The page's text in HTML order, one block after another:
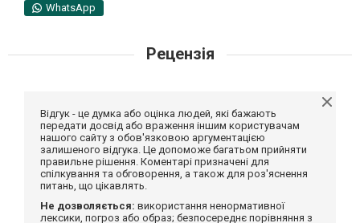
WhatsApp
Рецензія
Відгук - це думка або оцінка людей, які бажають
передати досвід або враження іншим користувачам
нашого сайту з обов'язковою аргументацією
залишеного відгука. Це допоможе багатьом прийняти
правильне рішення. Коментарі призначені для
спілкування та обговорення, а також для роз'яснення
питань, що цікавлять.
Не дозволяється: використання ненормативної
лексики, погроз або образ; безпосереднє порівняння з